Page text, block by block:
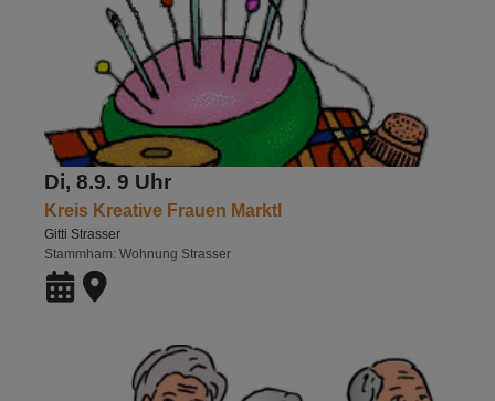
Di, 8.9. 9 Uhr
Kreis Kreative Frauen Marktl
Gitti Strasser
Stammham Wohnung Strasser